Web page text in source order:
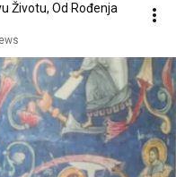
Životu, Od Rođenja